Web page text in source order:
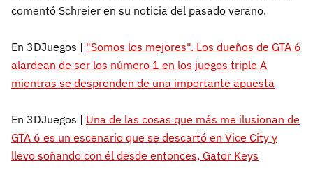
comentó Schreier en su noticia del pasado verano.
En 3DJuegos | "Somos los mejores". Los dueños de GTA 6
alardean de ser los número 1 en los juegos triple A
mientras se desprenden de una importante apuesta
En 3DJuegos | Una de las cosas que más me ilusionan de
GTA 6 es un escenario que se descartó en Vice City y
llevo soñando con él desde entonces, Gator Keys